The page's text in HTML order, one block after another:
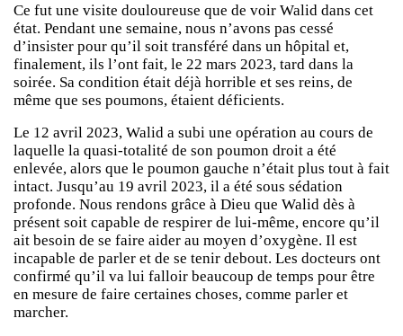
Ce fut une visite douloureuse que de voir Walid dans cet
état. Pendant une semaine, nous n’avons pas cessé
d’insister pour qu’il soit transféré dans un hôpital et,
finalement, ils l’ont fait, le 22 mars 2023, tard dans la
soirée. Sa condition était déjà horrible et ses reins, de
même que ses poumons, étaient déficients.
Le 12 avril 2023, Walid a subi une opération au cours de
laquelle la quasi-totalité de son poumon droit a été
enlevée, alors que le poumon gauche n’était plus tout à fait
intact. Jusqu’au 19 avril 2023, il a été sous sédation
profonde. Nous rendons grâce à Dieu que Walid dès à
présent soit capable de respirer de lui-même, encore qu’il
ait besoin de se faire aider au moyen d’oxygène. Il est
incapable de parler et de se tenir debout. Les docteurs ont
confirmé qu’il va lui falloir beaucoup de temps pour être
en mesure de faire certaines choses, comme parler et
marcher.